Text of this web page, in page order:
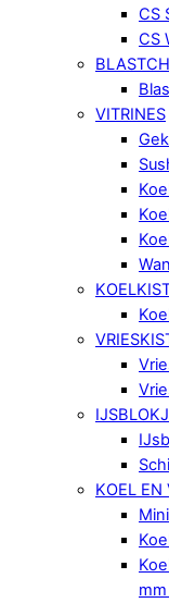
CS
CS
VITRINES
KOEL EN